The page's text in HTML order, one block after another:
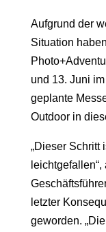
Aufgrund der
Situation
und 13. Juni
geplante
Outdoor in
„Dieser Schritt
letzter
geworden.